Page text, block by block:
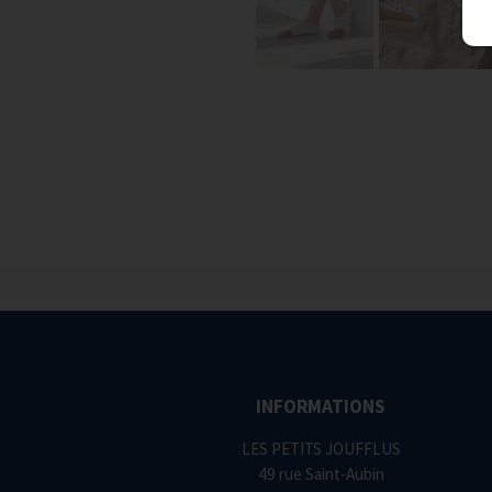
INFORMATIONS
LES PETITS JOUFFLUS
49 rue Saint-Aubin